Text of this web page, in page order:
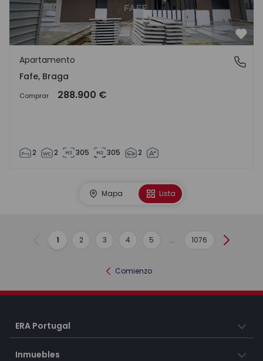
Fafe, Braga
Apartamento
Fafe, Braga
Comprar 288.900 €
2 2 305 305 2
Mapa Lista
Anterior
1 2 3 4 5 ... 1076
Comienzo
ERA Portugal
Inmuebles